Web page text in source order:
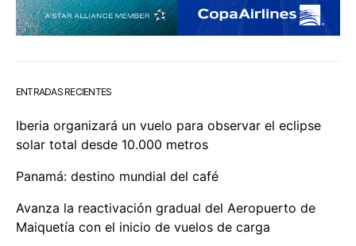
ENTRADAS RECIENTES
Iberia organizará un vuelo para observar el eclipse
solar total desde 10.000 metros
Panamá: destino mundial del café
Avanza la reactivación gradual del Aeropuerto de
Maiquetía con el inicio de vuelos de carga